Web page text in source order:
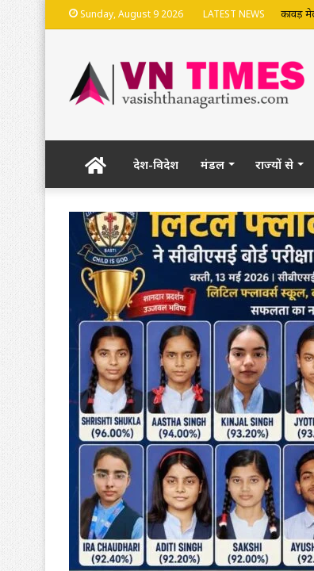
Sunday, August 9 2026 LATEST NEWS कावड़
Homeदेश-विदेश मंडल राज्यों से